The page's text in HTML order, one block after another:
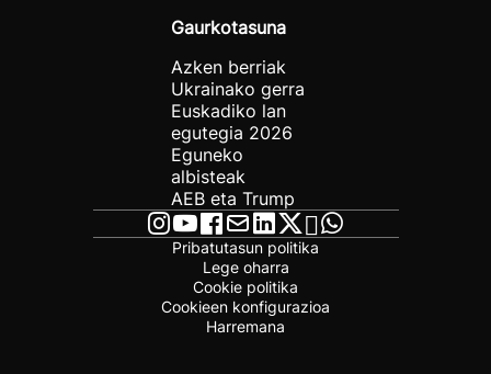
Gaurkotasuna
Azken berriak
Ukrainako gerra
Euskadiko lan
egutegia 2026
Eguneko
albisteak
AEB eta Trump
Pribatutasun politika
Lege oharra
Cookie politika
Cookieen konfigurazioa
Harremana